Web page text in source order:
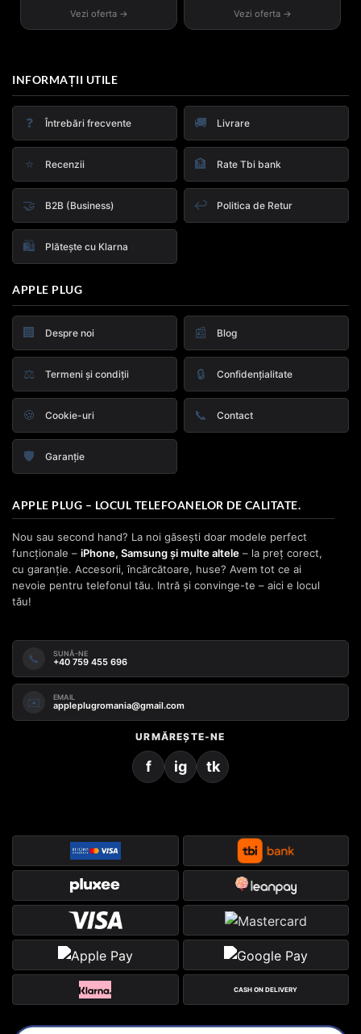
Vezi oferta → Vezi oferta →
INFORMAȚII UTILE
❓ Întrebări frecvente 🚚 Livrare
⭐ Recenzii 🏦 Rate Tbi bank
🤝 B2B (Business) ↩️ Politica de Retur
🛍️ Plătește cu Klarna
APPLE PLUG
🏢 Despre noi 📰 Blog
⚖️ Termeni și condiții 🔒 Confidențialitate
🍪 Cookie-uri 📞 Contact
🛡️ Garanție
APPLE PLUG – LOCUL TELEFOANELOR DE CALITATE.
Nou sau second hand? La noi găsești doar modele perfect
funcționale – iPhone, Samsung și multe altele – la preț corect,
cu garanție. Accesorii, încărcătoare, huse? Avem tot ce ai
nevoie pentru telefonul tău. Intră și convinge-te – aici e locul
tău!
📞 SUNĂ-NE
+40 759 455 696
✉️ EMAIL
appleplugromania@gmail.com
URMĂREȘTE-NE
f ig tk
CASH ON DELIVERY